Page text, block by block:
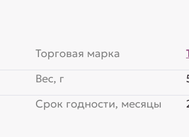
Торговая марка
Вес, г
Срок годности, месяцы